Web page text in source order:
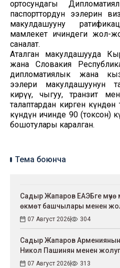
ортосундагы
паспорттордун ээлерин
макулдашууну
мамлекет ичиндеги жол-
саналат.
Аталган макулдашууда
жана Словакия
дипломатиялык жана
ээлери макулдашуунун
кирүү, чыгуу, транзит
талаптардан кирген
күндүн ичинде 90 (токсон)
бошотулары каралган.
Тема боюнча
Садыр Жапаров ЕАЭБге мүчө
өкмөт башчылары менен
07 Август 2026 304
Садыр Жапаров
Никол Пашинян менен
07 Август 2026 313